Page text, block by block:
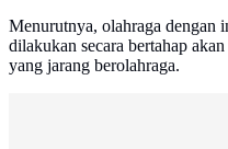
Menurutnya, olahraga dengan
dilakukan secara bertahap
yang jarang berolahraga.